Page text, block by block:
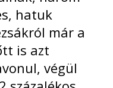
hatuk
már a
is azt
végül